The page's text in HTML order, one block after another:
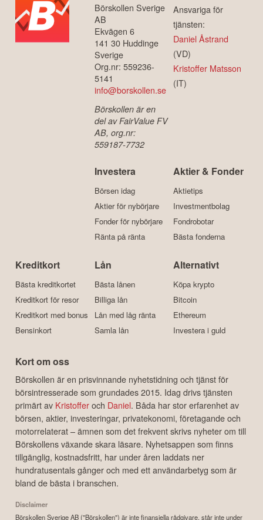
Börskollen Sverige
AB
Ekvägen 6
141 30 Huddinge
Sverige
Org.nr: 559236-
5141
info@borskollen.se
Börskollen är en
del av FairValue FV
AB, org.nr:
559187-7732
Ansvariga för
tjänsten:
Daniel Åstrand
(VD)
Kristoffer Matsson
(IT)
Investera
Börsen idag
Aktier för nybörjare
Fonder för nybörjare
Ränta på ränta
Aktier & Fonder
Aktietips
Investmentbolag
Fondrobotar
Bästa fonderna
Kreditkort
Bästa kreditkortet
Kreditkort för resor
Kreditkort med bonus
Bensinkort
Lån
Bästa lånen
Billiga lån
Lån med låg ränta
Samla lån
Alternativt
Köpa krypto
Bitcoin
Ethereum
Investera i guld
Kort om oss
Börskollen är en prisvinnande nyhetstidning och tjänst för
börsintresserade som grundades 2015. Idag drivs tjänsten
primärt av Kristofferoch Daniel. Båda har stor erfarenhet av
börsen, aktier, investeringar, privatekonomi, företagande och
motorrelaterat – ämnen som det frekvent skrivs nyheter om till
Börskollens växande skara läsare. Nyhetsappen som finns
tillgänglig, kostnadsfritt, har under åren laddats ner
hundratusentals gånger och med ett användarbetyg som är
bland de bästa i branschen.
Disclaimer
Börskollen Sverige AB ("Börskollen") är inte finansiella rådgivare, står inte under